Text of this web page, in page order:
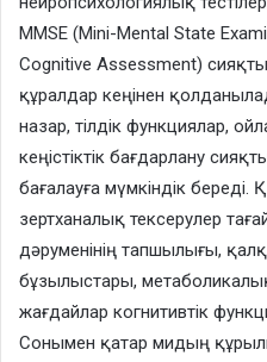
MMSE (Mini-Mental State
Cognitive Assessment)
құралдар кеңінен
назар, тілдік функциялар,
кеңістіктік бағдарлану
бағалауға мүмкіндік
зертханалық тексерулер
дәруменінің тапшылығы,
бұзылыстары,
жағдайлар когнитивтік
Сонымен қатар мидың